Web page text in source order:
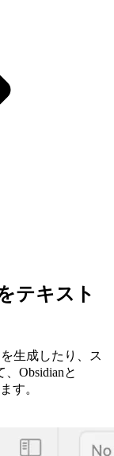
テキスト
生成したり、ス
Obsidianと
す。